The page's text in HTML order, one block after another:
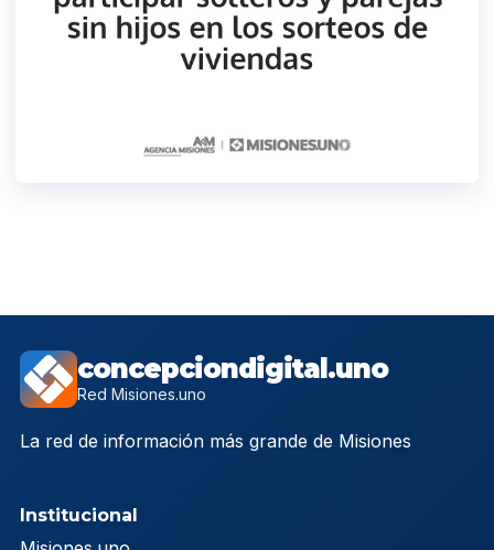
concepciondigital.uno
Red Misiones.uno
La red de información más grande de Misiones
Institucional